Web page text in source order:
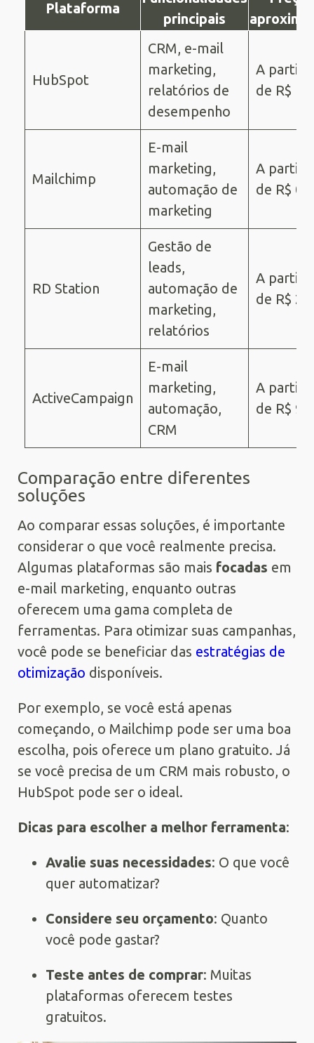
Plataforma
principais
HubSpot
CRM, e-mail
marketing,
relatórios de
desempenho
A partir
de R$
Mailchimp
E-mail
marketing,
automação de
marketing
A partir
de R$ 0
RD Station
Gestão de
leads,
automação de
marketing,
relatórios
A partir
de R$ 29
ActiveCampaign
E-mail
marketing,
automação,
CRM
A partir
de R$ 9
Comparação entre diferentes
soluções
Ao comparar essas soluções, é importante
considerar o que você realmente precisa.
Algumas plataformas são mais focadas em
e-mail marketing, enquanto outras
oferecem uma gama completa de
ferramentas. Para otimizar suas campanhas,
você pode se beneficiar das estratégias de
otimização disponíveis.
Por exemplo, se você está apenas
começando, o Mailchimp pode ser uma boa
escolha, pois oferece um plano gratuito. Já
se você precisa de um CRM mais robusto, o
HubSpot pode ser o ideal.
Dicas para escolher a melhor ferramenta:
Avalie suas necessidades: O que você
quer automatizar?
Considere seu orçamento: Quanto
você pode gastar?
Teste antes de comprar: Muitas
plataformas oferecem testes
gratuitos.